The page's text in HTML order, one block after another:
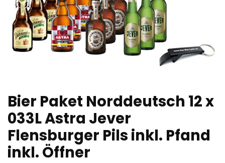
Bier Paket Norddeutsch 12 x
033L Astra Jever
Flensburger Pils inkl. Pfand
inkl. Öffner